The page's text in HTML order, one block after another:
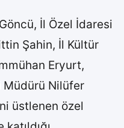
İl Özel İdaresi
Şahin, İl Kültür
Eryurt,
Müdürü Nilüfer
üstlenen özel